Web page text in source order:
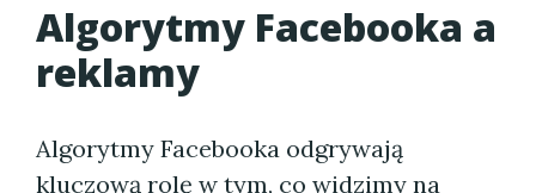
Algorytmy Facebooka a
reklamy
Algorytmy Facebooka odgrywają
kluczową rolę w tym, co widzimy na